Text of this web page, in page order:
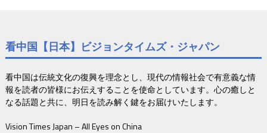
看中国【日本】ビジョンタイムズ・ジャパン
看中国は伝統文化の復興を理念とし、現代の情報社会で有意義な情
報を読者の皆様にお伝えすることを使命としています。心の癒しと
なる話題と共に、明日を読み解く鍵をお届けいたします。
Vision Times Japan – All Eyes on China